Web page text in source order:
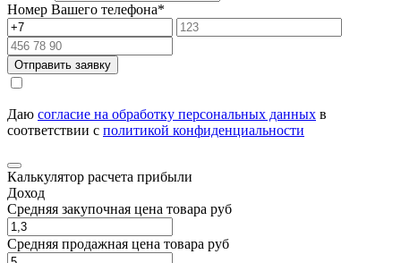
Номер Вашего телефона*
Отправить заявку
Даю согласие на обработку персональных данных в
соответствии с политикой конфиденциальности
Калькулятор расчета прибыли
Доход
Средняя закупочная цена товара руб
Средняя продажная цена товара руб